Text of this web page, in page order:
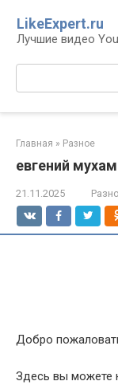
контенту
LikeExpert.ru
Лучшие видео
Главная » Разное
евгений
21.11.2025
Добро
Здесь вы можете